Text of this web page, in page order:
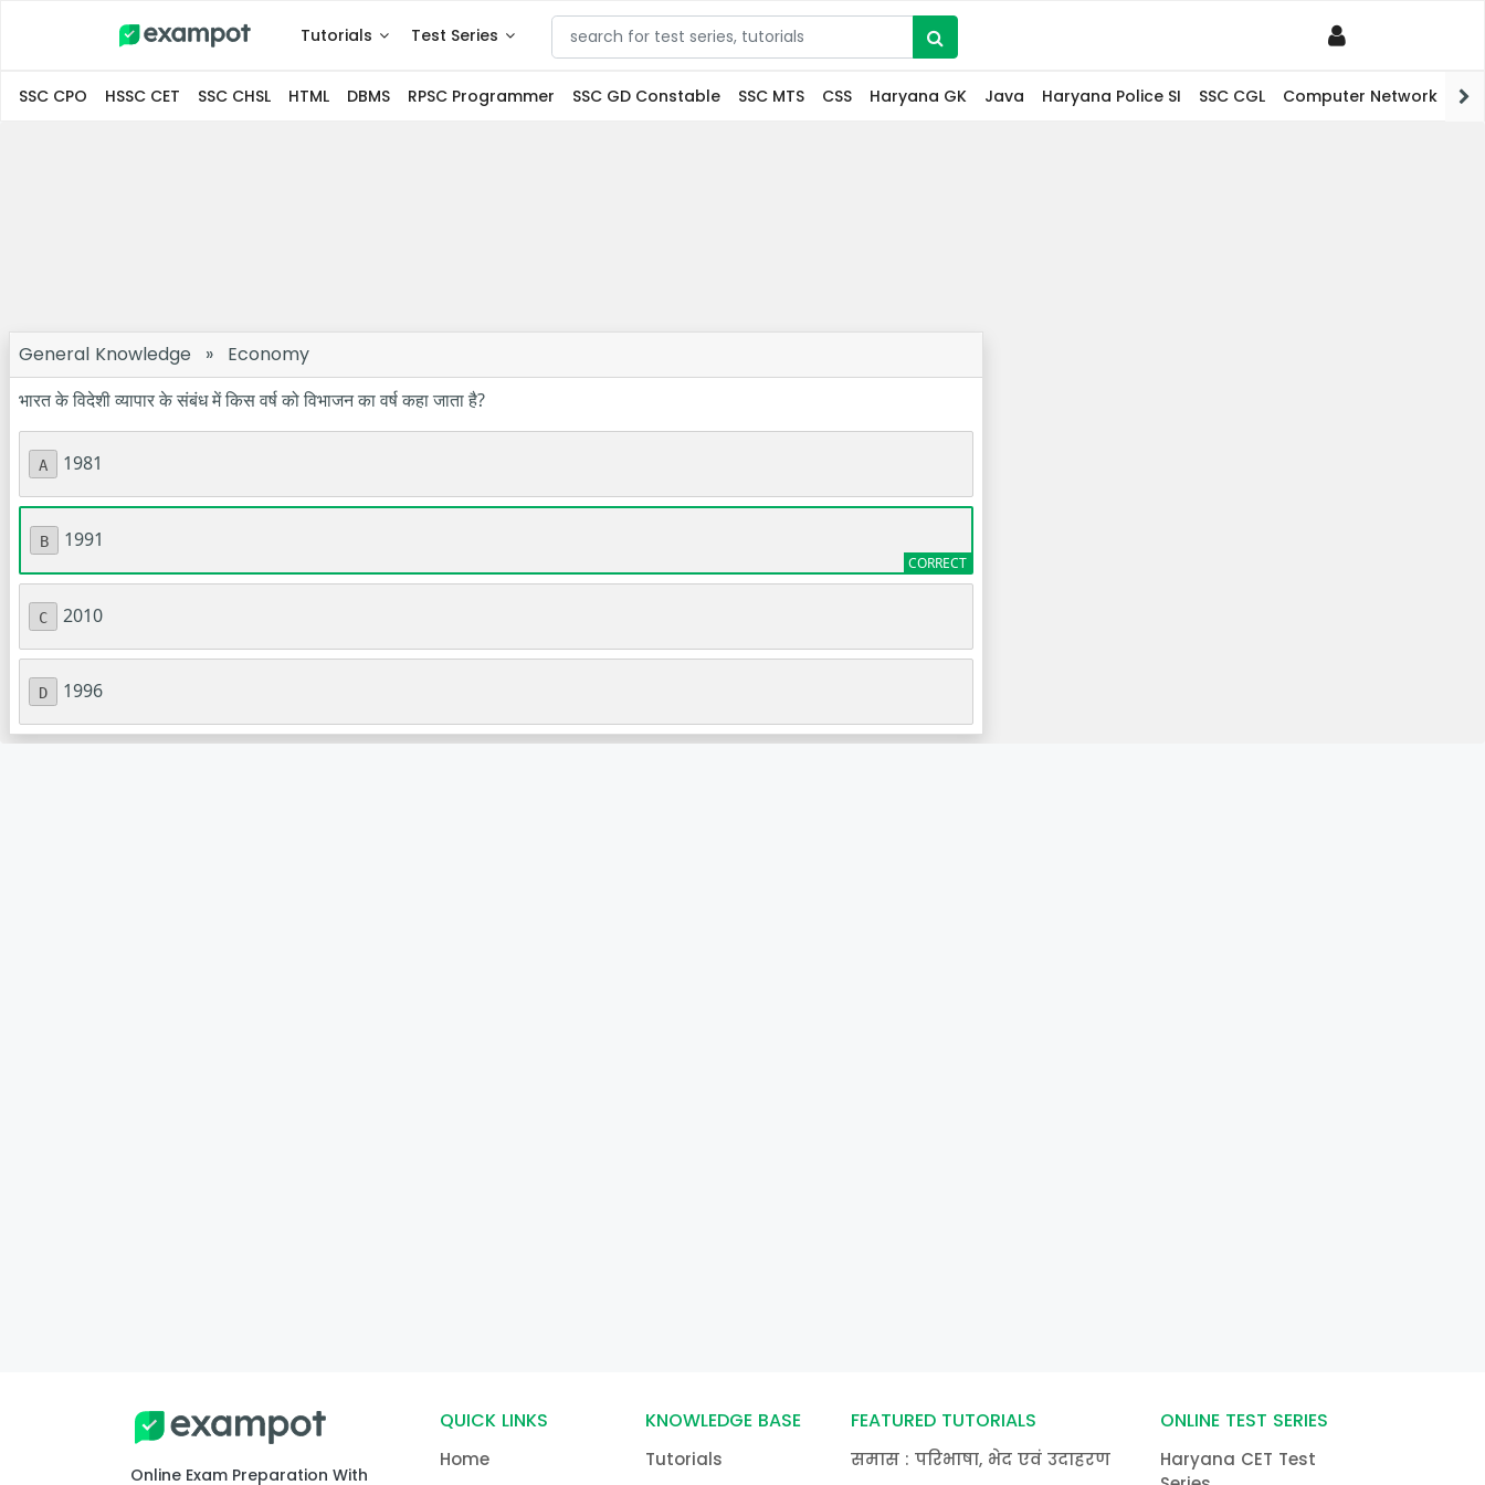
Tutorials Test Series
SSC CPO HSSC CET SSC CHSL HTML DBMS RPSC Programmer SSC GD Constable SSC MTS CSS Haryana GK Java Haryana Police SI SSC CGL Computer Network PHP
General Knowledge » Economy
भारत के विदेशी व्यापार के संबंध में किस वर्ष को विभाजन का वर्ष कहा जाता है?
A 1981
B 1991
C 2010
D 1996
Online Exam Preparation With
QUICK LINKS
Home
KNOWLEDGE BASE
Tutorials
FEATURED TUTORIALS
समास : परिभाषा, भेद एवं उदाहरण
ONLINE TEST SERIES
Haryana CET Test